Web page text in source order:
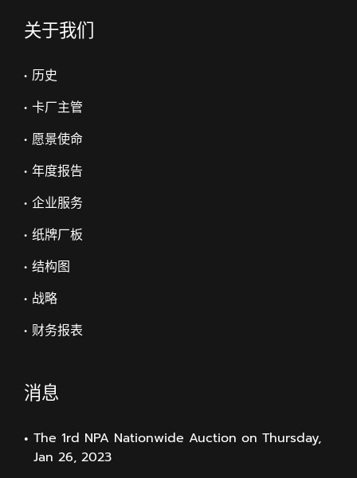
关于我们
• 历史
• 卡厂主管
• 愿景使命
• 年度报告
• 企业服务
• 纸牌厂板
• 结构图
• 战略
• 财务报表
消息
The 1rd NPA Nationwide Auction on Thursday,
Jan 26, 2023